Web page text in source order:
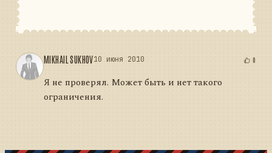
MIKHAIL SUKHOV10 июня 2010 0
Я не проверял. Может быть и нет такого
ограничения.